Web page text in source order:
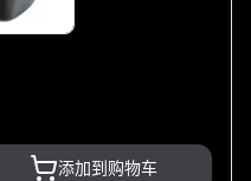
添加到购物车